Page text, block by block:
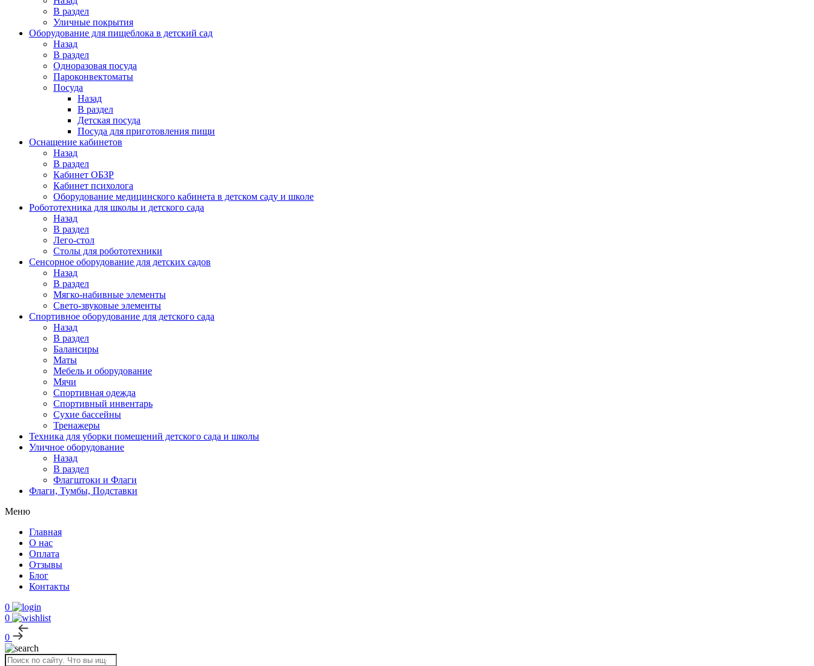
В раздел
Уличные покрытия
Оборудование для пищеблока в детский сад
Назад
В раздел
Одноразовая посуда
Пароконвектоматы
Посуда
Назад
В раздел
Детская посуда
Посуда для приготовления пищи
Оснащение кабинетов
Назад
В раздел
Кабинет ОБЗР
Кабинет психолога
Оборудование медицинского кабинета в детском саду и школе
Робототехника для школы и детского сада
Назад
В раздел
Лего-стол
Столы для робототехники
Сенсорное оборудование для детских садов
Назад
В раздел
Мягко-набивные элементы
Свето-звуковые элементы
Спортивное оборудование для детского сада
Назад
В раздел
Балансиры
Маты
Мебель и оборудование
Мячи
Спортивная одежда
Спортивный инвентарь
Сухие бассейны
Тренажеры
Техника для уборки помещений детского сада и школы
Уличное оборудование
Назад
В раздел
Флагштоки и Флаги
Флаги, Тумбы, Подставки
Меню
Главная
О нас
Оплата
Отзывы
Блог
Контакты
0
0
0
Поиск